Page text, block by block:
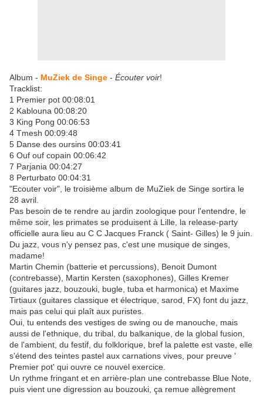
Album - MuZiek de Singe - Écouter voir!
Tracklist:
1 Premier pot 00:08:01
2 Kablouna 00:08:20
3 King Pong 00:06:53
4 Tmesh 00:09:48
5 Danse des oursins 00:03:41
6 Ouf ouf copain 00:06:42
7 Parjania 00:04:27
8 Perturbato 00:04:31
"Ecouter voir" , le troisième album de MuZiek de Singe sortira le
28 avril.
Pas besoin de te rendre au jardin zoologique pour l'entendre, le
même soir, les primates se produisent à Lille, la release-party
officielle aura lieu au C C Jacques Franck ( Saint- Gilles) le 9 juin.
Du jazz, vous n'y pensez pas, c'est une musique de singes,
madame!
Martin Chemin (batterie et percussions), Benoit Dumont
(contrebasse), Martin Kersten (saxophones), Gilles Kremer
(guitares jazz, bouzouki, bugle, tuba et harmonica) et Maxime
Tirtiaux (guitares classique et électrique, sarod, FX) font du jazz,
mais pas celui qui plaît aux puristes.
Oui, tu entends des vestiges de swing ou de manouche, mais
aussi de l'ethnique, du tribal, du balkanique, de la global fusion,
de l'ambient, du festif, du folklorique, bref la palette est vaste, elle
s'étend des teintes pastel aux carnations vives, pour preuve '
Premier pot' qui ouvre ce nouvel exercice.
Un rythme fringant et en arrière-plan une contrebasse Blue Note,
puis vient une digression au bouzouki, ça remue allègrement